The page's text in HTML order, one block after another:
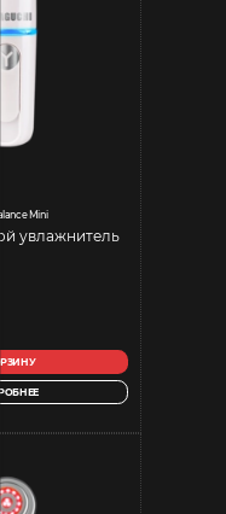
Mini
увлажнитель